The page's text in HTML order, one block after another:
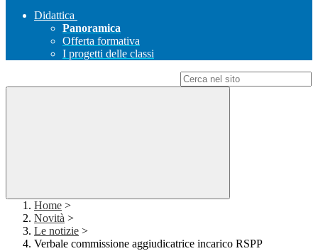
Didattica
Panoramica
Offerta formativa
I progetti delle classi
Home >
Novità >
Le notizie >
Verbale commissione aggiudicatrice incarico RSPP